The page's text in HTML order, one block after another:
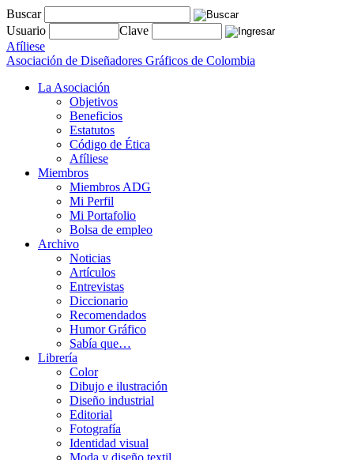
Buscar
Usuario
Clave
Afíliese
Asociación de Diseñadores Gráficos de Colombia
La Asociación
Objetivos
Beneficios
Estatutos
Código de Ética
Afíliese
Miembros
Miembros ADG
Mi Perfil
Mi Portafolio
Bolsa de empleo
Archivo
Noticias
Artículos
Entrevistas
Diccionario
Recomendados
Humor Gráfico
Sabía que…
Librería
Color
Dibujo e ilustración
Diseño industrial
Editorial
Fotografía
Identidad visual
Moda y diseño textil